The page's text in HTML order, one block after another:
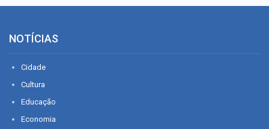
NOTÍCIAS
Cidade
Cultura
Educação
Economia